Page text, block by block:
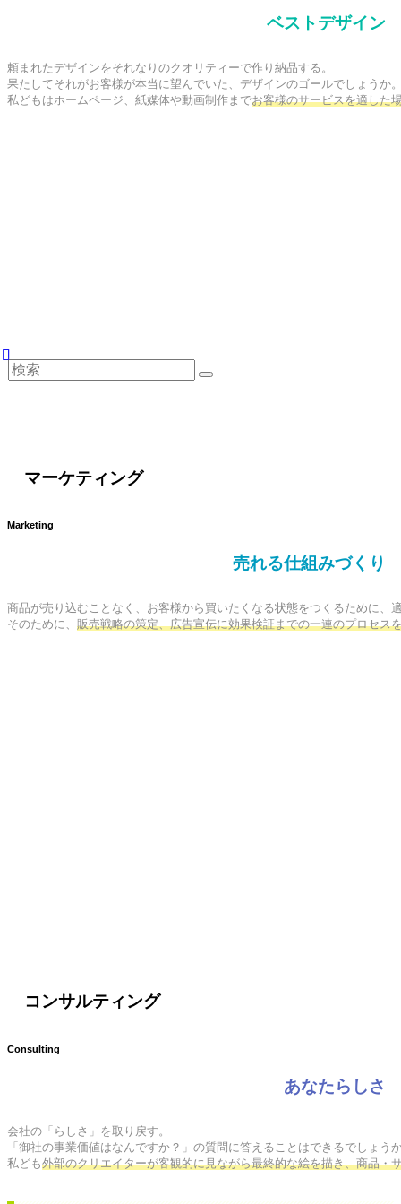
ベストデザイン
頼まれたデザインをそれなりのクオリティーで作り納品する。
果たしてそれがお客様が本当に望んでいた、デザインのゴールでしょうか
私どもはホームページ、紙媒体や動画制作までお客様のサービスを適した
マーケティング
Marketing
売れる仕組みづくり
商品が売り込むことなく、お客様から買いたくなる状態をつくるために
そのために、 販売戦略の策定、広告宣伝に効果検証までの一連のプロセス
コンサルティング
Consulting
あなたらしさ
会社の「らしさ」を取り戻す。
「御社の事業価値はなんですか？」の質問に答えることはできるでしょう
私ども外部のクリエイターが客観的に見ながら最終的な絵を描き、商品・